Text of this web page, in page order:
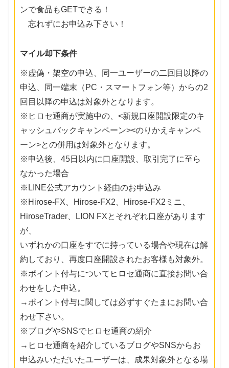
ンで食品もGETできる！
忘れずにお申込み下さい！
マイル却下条件
※虚偽・架空の申込、同一ユーザーの二回目以降の
申込、同一端末（PC・スマートフォン等）からの2
回目以降の申込は対象外となります。
※ヒロセ通商が実施中の、<新規口座開設限定のキ
ャッシュバックキャンペーン><のりかえキャンペ
ーン>との併用は対象外となります。
※申込後、45日以内に口座開設、取引完了に至ら
なかった場合
※LINE公式アカウント経由のお申込み
※Hirose-FX、Hirose-FX2、Hirose-FX2ミニ、
HiroseTrader、LION FXとそれぞれ口座があります
が、
いずれかの口座をすでに持っている場合や現在は解
約しており、再度口座開設されたお客様も対象外。
※ポイント付与についてヒロセ通商に直接お問い合
わせをした申込。
→ポイント付与に関しては必ずすぐたまにお問い合
わせ下さい。
※ブログやSNSでヒロセ通商の紹介
→ヒロセ通商を紹介しているブログやSNSからお
申込みいただいたユーザーは、成果対象外となる場